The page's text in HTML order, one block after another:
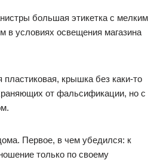
большая этикетка с мелким
в условиях освещения магазина
пластиковая, крышка без каки-то
от фальсификации, но с
Первое, в чем убедился: к
только по своему